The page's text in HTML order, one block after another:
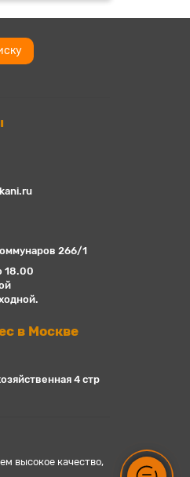
266/1
18.00
в Москве
4 стр
высокое качество,